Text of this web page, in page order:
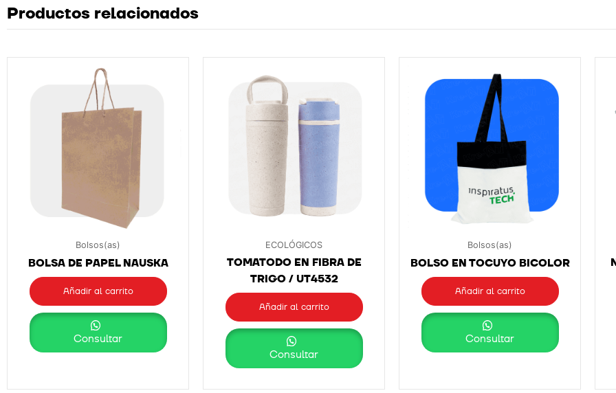
Productos relacionados
Bolsos(as)
BOLSA DE PAPEL NAUSKA
Añadir al carrito
Consultar
ECOLÓGICOS
TOMATODO EN FIBRA DE
TRIGO / UT4532
Añadir al carrito
Consultar
Bolsos(as)
BOLSO EN TOCUYO BICOLOR
Añadir al carrito
Consultar